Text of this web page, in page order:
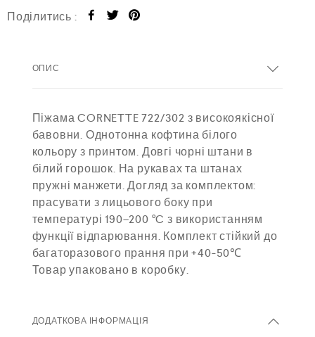
Поділитись :
ОПИС
Піжама CORNETTE 722/302 з високоякісної
бавовни. Однотонна кофтина білого
кольору з принтом. Довгі чорні штани в
білий горошок. На рукавах та штанах
пружні манжети. Догляд за комплектом:
прасувати з лицьового боку при
температурі 190–200 °C з використанням
функції відпарювання. Комплект стійкий до
багаторазового прання при +40-50℃
Товар упаковано в коробку.
ДОДАТКОВА ІНФОРМАЦІЯ